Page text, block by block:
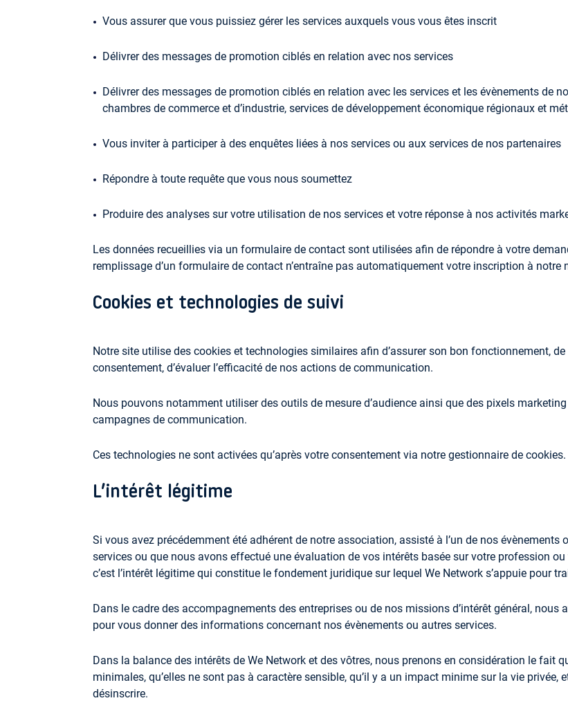
Vous assurer que vous puissiez gérer les services auxquels vous vous êtes inscrit
Délivrer des messages de promotion ciblés en relation avec nos services
Délivrer des messages de promotion ciblés en relation avec les services et les évènements de
chambres de commerce et d’industrie, services de développement économique régionaux et
Vous inviter à participer à des enquêtes liées à nos services ou aux services de nos partenaires
Répondre à toute requête que vous nous soumettez
Produire des analyses sur votre utilisation de nos services et votre réponse à nos activités
Les données recueillies via un formulaire de contact sont utilisées afin de répondre à votre
remplissage d’un formulaire de contact n’entraîne pas automatiquement votre inscription à notre
Cookies et technologies de suivi
Notre site utilise des cookies et technologies similaires afin d’assurer son bon fonctionnement,
consentement, d’évaluer l’efficacité de nos actions de communication.
Nous pouvons notamment utiliser des outils de mesure d’audience ainsi que des pixels
campagnes de communication.
Ces technologies ne sont activées qu’après votre consentement via notre gestionnaire de
L’intérêt légitime
Si vous avez précédemment été adhérent de notre association, assisté à l’un de nos évènements
services ou que nous avons effectué une évaluation de vos intérêts basée sur votre profession
c’est l’intérêt légitime qui constitue le fondement juridique sur lequel We Network s’appuie pour
Dans le cadre des accompagnements des entreprises ou de nos missions d’intérêt général,
pour vous donner des informations concernant nos évènements ou autres services.
Dans la balance des intérêts de We Network et des vôtres, nous prenons en considération le fait
minimales, qu’elles ne sont pas à caractère sensible, qu’il y a un impact minime sur la vie
désinscrire.